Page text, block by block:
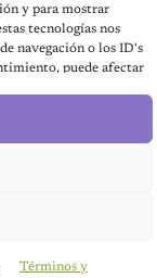
y para mostrar
tecnologías nos
navegación o los ID's
puede afectar
Términos y